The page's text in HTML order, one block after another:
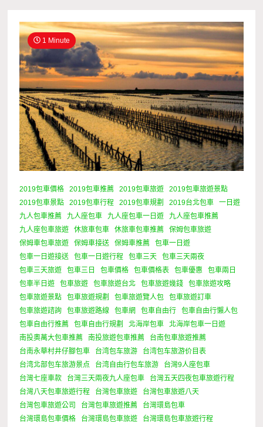
1 Minute
2019包車價格 2019包車推薦 2019包車旅遊
2019包車旅遊景點
2019包車景點
2019包車行程 2019包車規劃 2019台北包車
一日遊
九人包車推薦
九人座包車 九人座包車一日遊
九人座包車推薦
九人座包車旅遊
休旅車包車 休旅車包車推薦
保姆包車旅遊
保姆車包車旅遊
保姆車接送 保姆車推薦
包車一日遊
包車一日遊接送
包車一日遊行程 包車三天
包車三天兩夜
包車三天旅遊
包車三日 包車價格 包車價格表 包車優惠
包車兩日
包車半日遊
包車旅遊 包車旅遊台北 包車旅遊幾錢
包車旅遊攻略
包車旅遊景點
包車旅遊規劃 包車旅遊覽人包
包車旅遊訂車
包車旅遊諮詢
包車旅遊路線 包車網 包車自由行
包車自由行懶人包
包車自由行推薦
包車自由行規劃 北海岸包車
北海岸包車一日遊
南投奧萬大包車推薦
南投旅遊包車推薦
台南包車旅遊推薦
台南永華村井仔腳包車
台湾包车旅游
台湾包车旅游价目表
台湾北部包车旅游景点
台湾自由行包车旅游
台灣9人座包車
台灣七座車款
台灣三天兩夜九人座包車
台灣五天四夜包車旅遊行程
台灣八天包車旅遊行程
台灣包車旅遊
台灣包車旅遊八天
台灣包車旅遊公司
台灣包車旅遊推薦
台灣環島包車
台灣環島包車價格
台灣環島包車旅遊
台灣環島包車旅遊行程